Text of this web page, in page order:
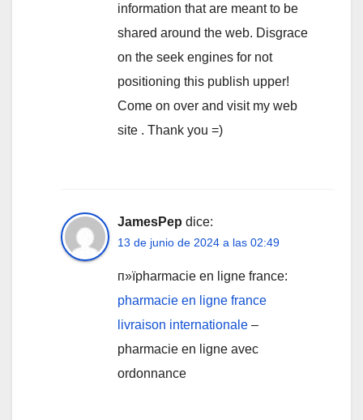
information that are meant to be
shared around the web. Disgrace
on the seek engines for not
positioning this publish upper!
Come on over and visit my web
site . Thank you =)
JamesPep dice:
13 de junio de 2024 a las 02:49
п»їpharmacie en ligne france:
pharmacie en ligne france
livraison internationale –
pharmacie en ligne avec
ordonnance